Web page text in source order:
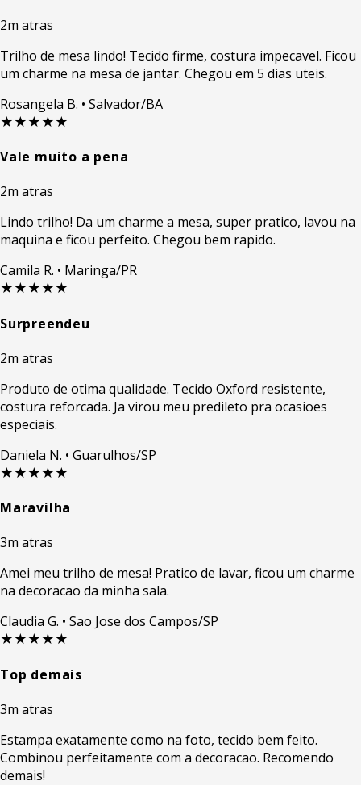
2m atras
Trilho de mesa lindo! Tecido firme, costura impecavel. Ficou
um charme na mesa de jantar. Chegou em 5 dias uteis.
Rosangela B. • Salvador/BA
★★★★★
Vale muito a pena
2m atras
Lindo trilho! Da um charme a mesa, super pratico, lavou na
maquina e ficou perfeito. Chegou bem rapido.
Camila R. • Maringa/PR
★★★★★
Surpreendeu
2m atras
Produto de otima qualidade. Tecido Oxford resistente,
costura reforcada. Ja virou meu predileto pra ocasioes
especiais.
Daniela N. • Guarulhos/SP
★★★★★
Maravilha
3m atras
Amei meu trilho de mesa! Pratico de lavar, ficou um charme
na decoracao da minha sala.
Claudia G. • Sao Jose dos Campos/SP
★★★★★
Top demais
3m atras
Estampa exatamente como na foto, tecido bem feito.
Combinou perfeitamente com a decoracao. Recomendo
demais!